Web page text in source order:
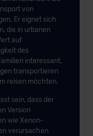
von
Er eignet sich
die in urbanen
auf
des
interessant,
transportieren
reisen möchten.
sein, dass der
Version
wie Xenon-
verursachen